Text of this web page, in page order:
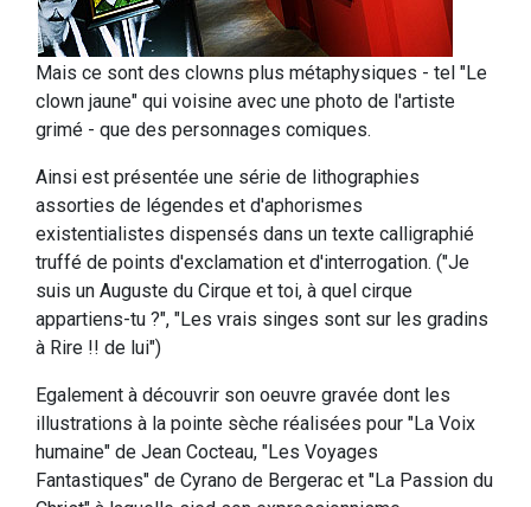
Mais ce sont des clowns plus métaphysiques - tel "Le
clown jaune" qui voisine avec une photo de l'artiste
grimé - que des personnages comiques.
Ainsi est présentée une série de lithographies
assorties de légendes et d'aphorismes
existentialistes dispensés dans un texte calligraphié
truffé de points d'exclamation et d'interrogation. ("Je
suis un Auguste du Cirque et toi, à quel cirque
appartiens-tu ?", "Les vrais singes sont sur les gradins
à Rire !! de lui")
Egalement à découvrir son oeuvre gravée dont les
illustrations à la pointe sèche réalisées pour "La Voix
humaine" de Jean Cocteau, "Les Voyages
Fantastiques" de Cyrano de Bergerac et "La Passion du